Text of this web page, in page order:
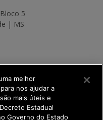
5
| MS
melhor
nos ajudar a
mais úteis e
Estadual
Governo do Estado